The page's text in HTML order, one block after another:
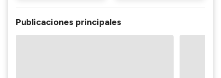
Publicaciones principales